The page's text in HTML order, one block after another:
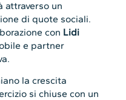
attraverso un
di quote sociali.
con Lidi
e partner
la crescita
si chiuse con un